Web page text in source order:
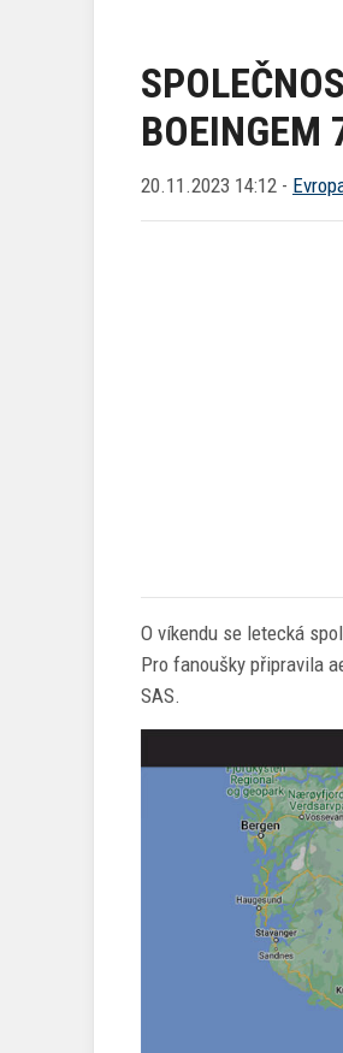
BOEINGEM
20.11.2023 14:12 -
O víkendu se letecká
Pro fanoušky připravila
SAS.